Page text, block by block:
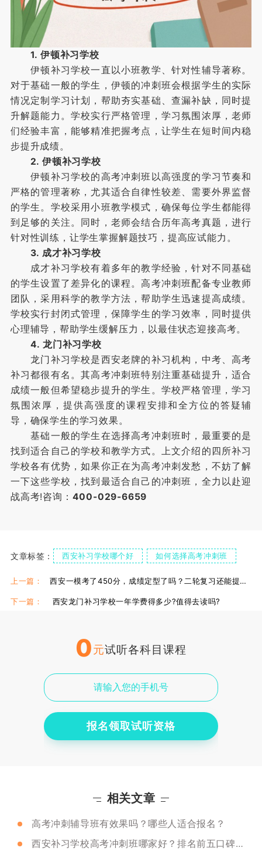
1. 伊顿补习学校
伊顿补习学校一直以小班教学、针对性辅导著称。
对于基础一般的学生，伊顿的冲刺班会根据学生的实际
情况定制学习计划，帮助夯实基础、查漏补缺，同时提
升解题能力。学校实行严格管理，学习氛围浓厚，老师
们经验丰富，能够精准把握考点，让学生在短时间内稳
步提升成绩。
2. 伊顿补习学校
伊顿补习学校的高考冲刺班以高强度的学习节奏和
严格的管理著称，尤其适合自律性较差、需要外界监督
的学生。学校采用小班教学模式，确保每位学生都能得
到足够的关注。同时，老师会结合历年高考真题，进行
针对性训练，让学生掌握解题技巧，提高应试能力。
3. 成才补习学校
成才补习学校有着多年的教学经验，针对不同基础
的学生设置了差异化的课程。高考冲刺班配备专业教师
团队，采用科学的教学方法，帮助学生迅速提高成绩。
学校实行封闭式管理，保障学生的学习效率，同时提供
心理辅导，帮助学生缓解压力，以最佳状态迎接高考。
4. 龙门补习学校
龙门补习学校是西安老牌的补习机构，中考、高考
补习都很有名。其高考冲刺班特别注重基础提升，适合
成绩一般但希望稳步提升的学生。学校严格管理，学习
氛围浓厚，提供高强度的课程安排和全方位的答疑辅
导，确保学生的学习效果。
基础一般的学生在选择高考冲刺班时，最重要的是
找到适合自己的学校和教学方式。上文介绍的四所补习
学校各有优势，如果你正在为高考冲刺发愁，不妨了解
一下这些学校，找到最适合自己的冲刺班，全力以赴迎
战高考!咨询： 400-029-6659
文章标签： 西安补习学校哪个好 如何选择高考冲刺班
西安高考冲刺班排名
上一篇： 西安一模考了450分，成绩定型了吗？二轮复习还能提分吗？
下一篇： 西安龙门补习学校一年学费得多少?值得去读吗?
0元试听各科目课程
报名领取试听资格
相关文章
高考冲刺辅导班有效果吗？哪些人适合报名？
西安补习学校高考冲刺班哪家好？排名前五口碑推荐